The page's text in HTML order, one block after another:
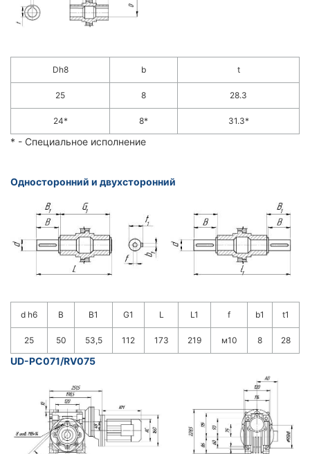
Dh8 b t
25 8 28.3
24* 8* 31.3*
* - Специальное исполнение
Односторонний и двухсторонний
d h6 B B1 G1 L L1 f b1 t1
25 50 53,5 112 173 219 м10 8 28
UD-PC071/RV075